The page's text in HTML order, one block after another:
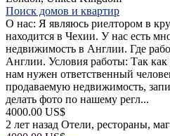
Поиск домов и квартир
О нас: Я являюсь риелтором в
находится в Чехии. У нас есть
недвижимость в Англии. Где
Англии. Условия работы: Так
нам нужен ответственный
продаваемую недвижимость,
делать фото по нашему регл...
4000.00 US$
2 лет назад Отели, рестораны,